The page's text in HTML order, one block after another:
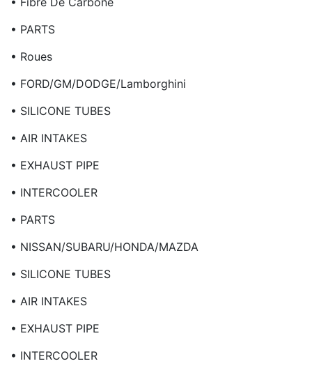
• PARTS
• Roues
• FORD/GM/DODGE/Lamborghini
• SILICONE TUBES
• AIR INTAKES
• EXHAUST PIPE
• INTERCOOLER
• PARTS
• NISSAN/SUBARU/HONDA/MAZDA
• SILICONE TUBES
• AIR INTAKES
• EXHAUST PIPE
• INTERCOOLER